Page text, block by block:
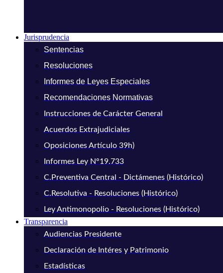
Jurisprudencia
Sentencias
Resoluciones
Informes de Leyes Especiales
Recomendaciones Normativas
Instrucciones de Carácter General
Acuerdos Extrajudiciales
Oposiciones Artículo 39h)
Informes Ley N°19.733
C.Preventiva Central - Dictámenes (Histórico)
C.Resolutiva - Resoluciones (Histórico)
Ley Antimonopolio - Resoluciones (Histórico)
Transparencia
Audiencias Presidente
Declaración de Intéres y Patrimonio
Estadísticas